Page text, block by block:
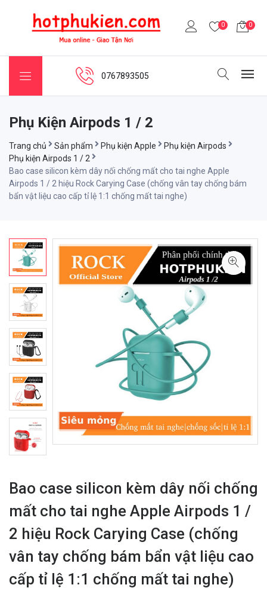
0 0
0767893505
Phụ Kiện Airpods 1 / 2
Trang chủ Sản phẩm Phụ kiện Apple
Phụ kiện Airpods
Phụ kiện Airpods 1 / 2
Bao case silicon kèm dây nối chống mất cho tai nghe Apple
Airpods 1 / 2 hiệu Rock Carying Case (chống vân tay chống bám
bẩn vật liệu cao cấp tỉ lệ 1:1 chống mất tai nghe)
Bao case silicon kèm dây nối chống
mất cho tai nghe Apple Airpods 1 /
2 hiệu Rock Carying Case (chống
vân tay chống bám bẩn vật liệu cao
cấp tỉ lệ 1:1 chống mất tai nghe)